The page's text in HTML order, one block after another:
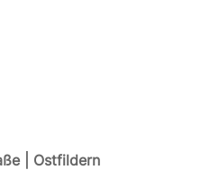
| Ostfildern